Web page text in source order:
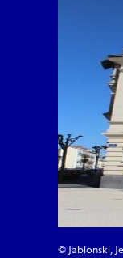
© Jablonski,